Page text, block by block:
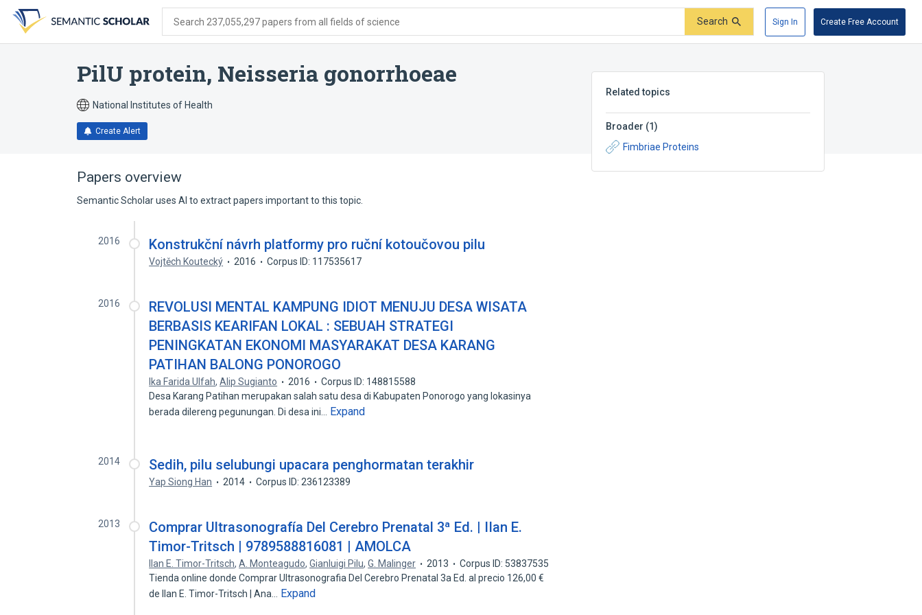
search
form
content
account
menu
Search 237,055,297 papers from all fields of science Search Sign In Create Free Account
PilU protein, Neisseria gonorrhoeae
National Institutes of Health
Create Alert
Related topics
Broader (1)
Fimbriae Proteins
Papers overview
Semantic Scholar uses AI to extract papers important to this topic.
2016 Konstrukční návrh platformy pro ruční kotoučovou pilu
Vojtěch Koutecký 2016 Corpus ID: 117535617
2016
REVOLUSI MENTAL KAMPUNG IDIOT MENUJU DESA WISATA
BERBASIS KEARIFAN LOKAL : SEBUAH STRATEGI
PENINGKATAN EKONOMI MASYARAKAT DESA KARANG
PATIHAN BALONG PONOROGO
Ika Farida Ulfah,Alip Sugianto 2016
Corpus ID: 148815588
Desa Karang Patihan merupakan salah satu desa di Kabupaten Ponorogo yang lokasinya
berada dilereng pegunungan. Di desa ini…
Expand
2014 Sedih, pilu selubungi upacara penghormatan terakhir
Yap Siong Han 2014 Corpus ID: 236123389
2013
Comprar Ultrasonografía Del Cerebro Prenatal 3ª Ed. | IIan E.
Timor-Tritsch | 9789588816081 | AMOLCA
IIan E. Timor-Tritsch,A. Monteagudo,Gianluigi Pilu,G. Malinger 2013
Corpus ID: 53837535
Tienda online donde Comprar Ultrasonografia Del Cerebro Prenatal 3a Ed. al precio 126,00 €
de IIan E. Timor-Tritsch | Ana…
Expand